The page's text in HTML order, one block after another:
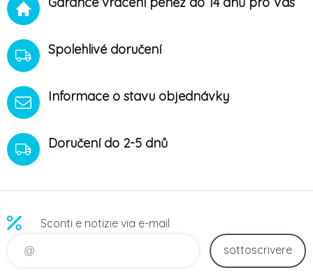
Spolehlivé doručení
Informace o stavu objednávky
Doručení do 2-5 dnů
Sconti e notizie via e-mail
sottoscrivere